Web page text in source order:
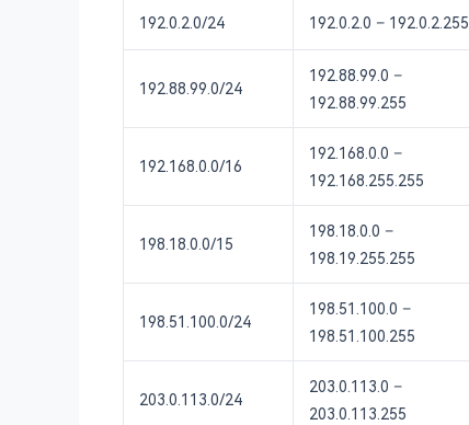
192.0.2.0/24 192.0.2.0 – 192.0.2.255
192.88.99.0/24
192.88.99.0 –
192.88.99.255
192.168.0.0/16
192.168.0.0 –
192.168.255.255
198.18.0.0/15
198.18.0.0 –
198.19.255.255
198.51.100.0/24
198.51.100.0 –
198.51.100.255
203.0.113.0/24
203.0.113.0 –
203.0.113.255